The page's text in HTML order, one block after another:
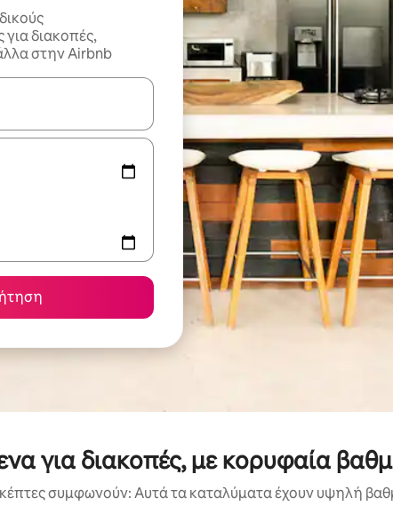
για διακοπές,
στην Airbnb
διαθέσιμα, μπορείτε να πλοηγηθείτε στη σελίδα με τα
για διακοπές, με κορυφαία
συμφωνούν: Αυτά τα καταλύματα έχουν υψηλή